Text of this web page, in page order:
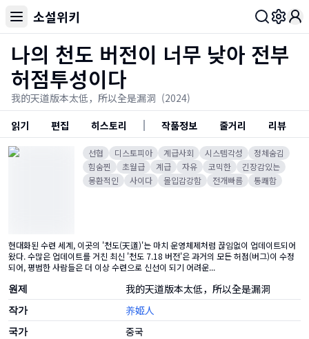
소설위키
나의 천도 버전이 너무 낮아 전부
허점투성이다
我的天道版本太低，所以全是漏洞 (2024)
읽기
편집 히스토리 작품정보 줄거리 리뷰
선협 디스토피아 계급사회 시스템각성
정체숨김
힘숨찐
초월급 계급 자유 코믹한
긴장감있는
몽환적인
사이다 몰입감강함 전개빠름 통쾌함
현대화된 수련 세계, 이곳의 '천도(天道)'는 마치 운영체제처럼 끊임없이 업데이트되어
왔다. 수많은 업데이트를 거친 최신 '천도 7.18 버전'은 과거의 모든 허점(버그)이 수정
되어, 평범한 사람들은 더 이상 수련으로 신선이 되기 어려운...
원제 我的天道版本太低，所以全是漏洞
작가 养姬人
국가 중국